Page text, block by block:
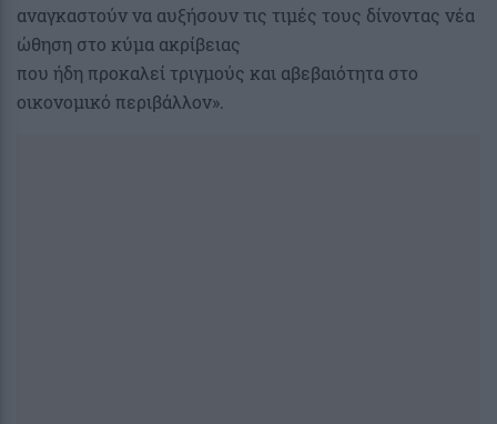
αναγκαστούν να αυξήσουν τις τιμές τους δίνοντας νέα
ώθηση στο κύμα ακρίβειας
που ήδη προκαλεί τριγμούς και αβεβαιότητα στο
οικονομικό περιβάλλον».